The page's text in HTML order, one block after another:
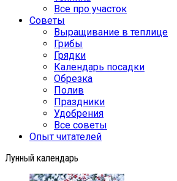
Все про участок
Советы
Выращивание в теплице
Грибы
Грядки
Календарь посадки
Обрезка
Полив
Праздники
Удобрения
Все советы
Опыт читателей
Лунный календарь